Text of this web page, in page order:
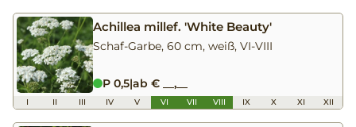
Achillea millef. 'White Beauty'
Schaf-Garbe, 60 cm, weiß, VI-VIII
P 0,5|ab € __,__
I II III IV V VI VII VIII IX X XI XII